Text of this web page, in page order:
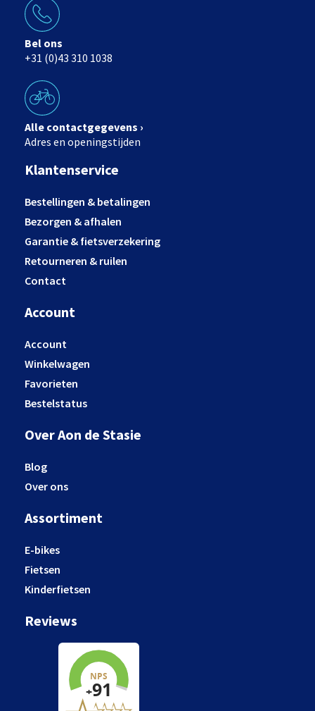
Bel ons
+31 (0)43 310 1038
Alle contactgegevens ›
Adres en openingstijden
Klantenservice
Bestellingen & betalingen
Bezorgen & afhalen
Garantie & fietsverzekering
Retourneren & ruilen
Contact
Account
Account
Winkelwagen
Favorieten
Bestelstatus
Over Aon de Stasie
Blog
Over ons
Assortiment
E-bikes
Fietsen
Kinderfietsen
Reviews